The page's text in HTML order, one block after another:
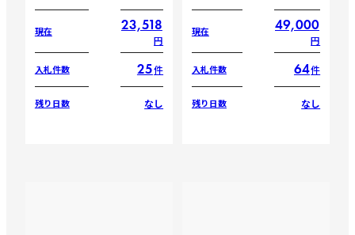
現在 23,518
円
入札件数 25件
残り日数 なし
現在 49,000
円
入札件数 64件
残り日数 なし